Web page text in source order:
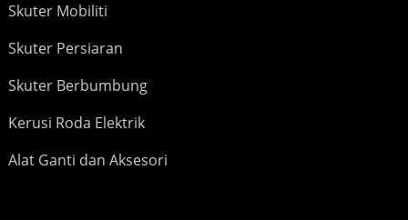
Skuter Mobiliti
Skuter Persiaran
Skuter Berbumbung
Kerusi Roda Elektrik
Alat Ganti dan Aksesori